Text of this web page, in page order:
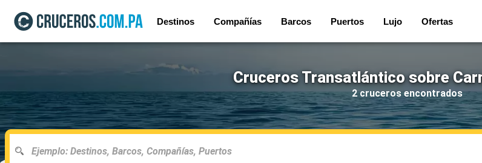
Destinos Compañías Barcos Puertos Lujo Ofertas
Cruceros Transatlántico sobre
2 cruceros encontrados